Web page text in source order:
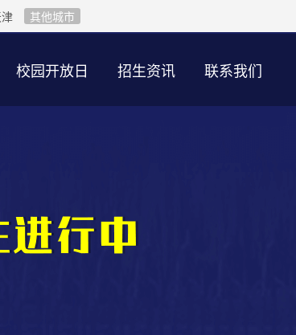
其他城市
校园开放日 招生资讯 联系我们